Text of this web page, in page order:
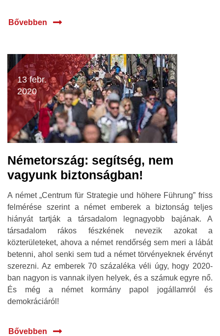
Bővebben
13 febr.
2020
Németország: segítség, nem
vagyunk biztonságban!
A német „Centrum für Strategie und höhere Führung” friss
felmérése szerint a német emberek a biztonság teljes
hiányát tartják a társadalom legnagyobb bajának. A
társadalom rákos fészkének nevezik azokat a
közterületeket, ahova a német rendőrség sem meri a lábát
betenni, ahol senki sem tud a német törvényeknek érvényt
szerezni. Az emberek 70 százaléka véli úgy, hogy 2020-
ban nagyon is vannak ilyen helyek, és a számuk egyre nő.
És még a német kormány papol jogállamról és
demokráciáról!
Bővebben